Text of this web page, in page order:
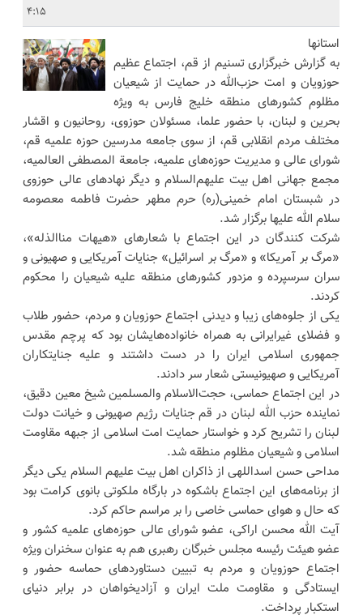
4:15
استانها
به گزارش خبرگزاری تسنیم از قم، اجتماع عظیم
حوزویان و امت حزب‌الله در حمایت از شیعیان
مظلوم کشورهای منطقه خلیج فارس به ویژه
بحرین و لبنان، با حضور علما، مسئولان حوزوی، روحانیون و اقشار
مختلف مردم انقلابی قم، از سوی جامعه مدرسین حوزه علمیه قم،
شورای عالی و مدیریت حوزه‌های علمیه، جامعة المصطفی العالمیه،
مجمع جهانی اهل بیت علیهم‌السلام و دیگر نهادهای عالی حوزوی
در شبستان امام خمینی(ره) حرم مطهر حضرت فاطمه‌ معصومه
سلام الله علیها برگزار شد.
شرکت کنندگان در این اجتماع با شعارهای «هیهات مناالذله»،
«مرگ بر آمریکا» و «مرگ بر اسرائیل» جنایات آمریکایی و صهیونی و
سران سرسپرده و مزدور کشورهای منطقه علیه شیعیان را محکوم
کردند.
یکی از جلوه‌های زیبا و دیدنی اجتماع حوزویان و مردم، حضور طلاب
و فضلای غیرایرانی به همراه خانواده‌هایشان بود که پرچم مقدس
جمهوری اسلامی ایران را در دست داشتند و علیه جنایتکاران
آمریکایی و صهیونیستی شعار سر دادند.
در این اجتماع حماسی، حجت‌الاسلام والمسلمین شیخ معین دقیق،
نماینده حزب الله لبنان در قم جنایات رژیم صهیونی و خیانت دولت
لبنان را تشریح کرد و خواستار حمایت امت اسلامی از جبهه مقاومت
اسلامی و شیعیان مظلوم منطقه شد.
مداحی حسن اسداللهی از ذاکران اهل بیت علیهم السلام یکی دیگر
از برنامه‌های این اجتماع باشکوه در بارگاه ملکوتی بانوی کرامت بود
که حال و هوای حماسی خاصی را بر مراسم حاکم کرد.
آیت الله محسن اراکی، عضو شورای عالی حوزه‌های علمیه کشور و
عضو هیئت رئیسه مجلس خبرگان رهبری هم به عنوان سخنران ویژه
اجتماع حوزویان و مردم به تبیین دستاوردهای حماسه حضور و
ایستادگی و مقاومت ملت ایران و آزادیخواهان در برابر دنیای
استکبار پرداخت.